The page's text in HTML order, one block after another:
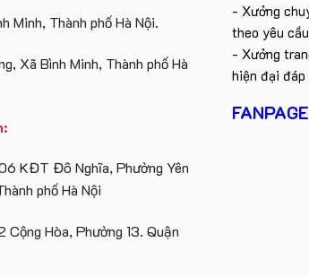
Minh, Thành phố Hà Nội.
Xã Bình Minh, Thành phố Hà
KĐT Đô Nghĩa, Phường Yên
phố Hà Nội
Hòa, Phường 13. Quận
- Xưởng
theo yêu
- Xưởng
hiện đại